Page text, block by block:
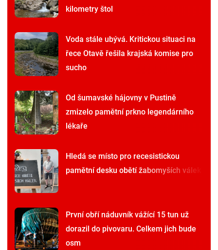
kilometry štol
Voda stále ubývá. Kritickou situaci na
řece Otavě řešila krajská komise pro
sucho
Od šumavské hájovny v Pustině
zmizelo pamětní prkno legendárního
lékaře
Hledá se místo pro recesistickou
pamětní desku obětí žabomyších válek
První obří náduvník vážící 15 tun už
dorazil do pivovaru. Celkem jich bude
osm